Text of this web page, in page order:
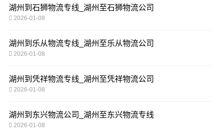
湖州到石狮物流专线_湖州至石狮物流公司
2026-01-08
湖州到乐从物流专线_湖州至乐从物流公司
2026-01-08
湖州到凭祥物流专线_湖州至凭祥物流公司
2026-01-08
湖州到东兴物流公司_湖州至东兴物流专线
2026-01-08